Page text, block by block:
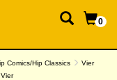
0
Comics/Hip Classics
Vier